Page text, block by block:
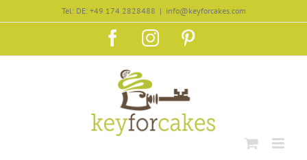
Inhalt
Tel: DE: +49 174 2828488 | info@keyforcakes.com
FacebookInstagram